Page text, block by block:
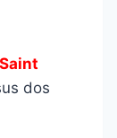
Saint
dos